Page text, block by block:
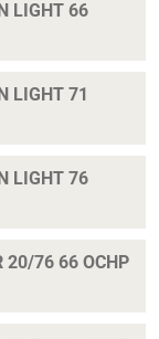
LIGHT 66
LIGHT 71
LIGHT 76
20/76 66 OCHP